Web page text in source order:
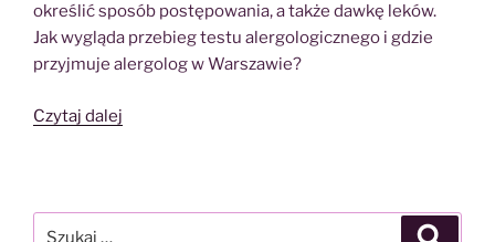
określić sposób postępowania, a także dawkę leków.
Jak wygląda przebieg testu alergologicznego i gdzie
przyjmuje alergolog w Warszawie?
Czytaj dalej